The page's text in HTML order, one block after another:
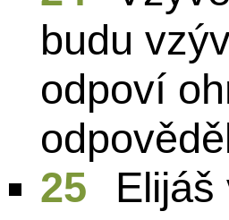
budu
odpoví
25
Elijáš